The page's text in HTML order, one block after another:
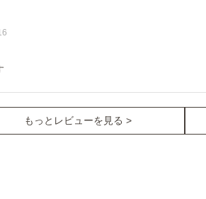
もっとレビューを見る >